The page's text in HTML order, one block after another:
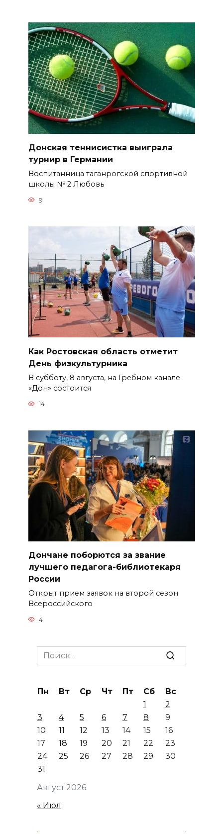
Донская теннисистка выиграла
турнир в Германии
Воспитанница таганрогской спортивной
школы № 2 Любовь
9
Как Ростовская область отметит
День физкультурника
В субботу, 8 августа, на Гребном канале
«Дон» состоится
14
Дончане поборются за звание
лучшего педагога-библиотекаря
России
Открыт прием заявок на второй сезон
Всероссийского
4
Search
for:
Август 2026
Пн Вт Ср Чт Пт Сб
Вс
1
2
3
4 5 6 7 8
9
10
11 12 13 14 15
16
17
18 19 20 21 22
23
24
25 26 27 28 29
30
31
« Июл